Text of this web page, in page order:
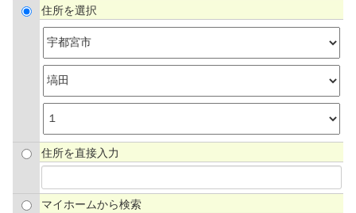
住所を選択
住所を直接入力
マイホームから検索